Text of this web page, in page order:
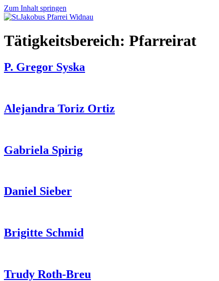
Zum Inhalt springen
Tätigkeitsbereich: Pfarreirat
P. Gregor Syska
Alejandra Toriz Ortiz
Gabriela Spirig
Daniel Sieber
Brigitte Schmid
Trudy Roth-Breu